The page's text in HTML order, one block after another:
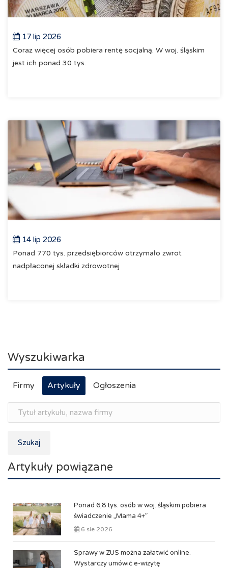
17 lip 2026
Coraz więcej osób pobiera rentę socjalną. W woj. śląskim
jest ich ponad 30 tys.
14 lip 2026
Ponad 770 tys. przedsiębiorców otrzymało zwrot
nadpłaconej składki zdrowotnej
Wyszukiwarka
Firmy Artykuły Ogłoszenia
Szukaj
Artykuły powiązane
Ponad 6,8 tys. osób w woj. śląskim pobiera
świadczenie „Mama 4+”
6 sie 2026
Sprawy w ZUS można załatwić online.
Wystarczy umówić e-wizytę